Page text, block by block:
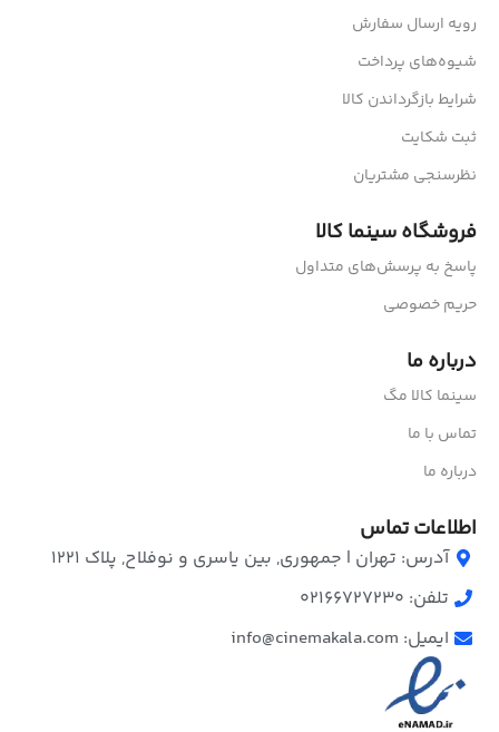
رویه ارسال سفارش
شیوه‌های پرداخت
شرایط بازگرداندن کالا
ثبت شکایت
نظرسنجی مشتریان
فروشگاه سینما کالا
پاسخ به پرسش‌های متداول
حریم خصوصی
درباره ما
سینما کالا مگ
تماس با ما
درباره ما
اطلاعات تماس
آدرس: تهران | جمهوری, بین یاسری و نوفلاح, پلاک ۱۲۲۱
تلفن: 02166727230
ایمیل: info@cinemakala.com